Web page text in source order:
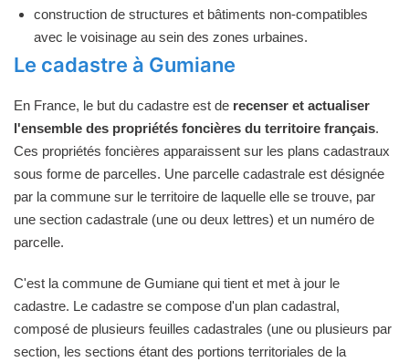
construction de structures et bâtiments non-compatibles
avec le voisinage au sein des zones urbaines.
Le cadastre à Gumiane
En France, le but du cadastre est de recenser et actualiser
l'ensemble des propriétés foncières du territoire français.
Ces propriétés foncières apparaissent sur les plans cadastraux
sous forme de parcelles. Une parcelle cadastrale est désignée
par la commune sur le territoire de laquelle elle se trouve, par
une section cadastrale (une ou deux lettres) et un numéro de
parcelle.
C'est la commune de Gumiane qui tient et met à jour le
cadastre. Le cadastre se compose d'un plan cadastral,
composé de plusieurs feuilles cadastrales (une ou plusieurs par
section, les sections étant des portions territoriales de la